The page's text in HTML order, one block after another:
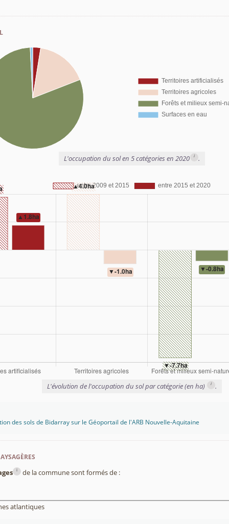
L'occupation du sol en 5 catégories en 2020 i .
L'évolution de l'occupation du sol par catégorie (en ha) i .
des sols de Bidarray sur le Géoportail de l'ARB Nouvelle-Aquitaine
i de la commune sont formés de :
atlantiques